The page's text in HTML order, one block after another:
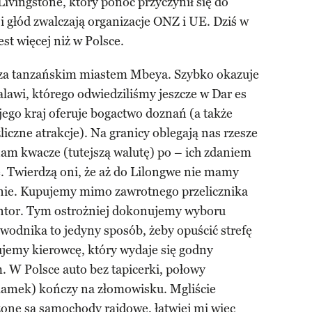
zwalczają organizacje ONZ i UE. Dziś w
więcej niż w Polsce.
tanzańskim miastem Mbeya. Szybko okazuje
którego odwiedziliśmy jeszcze w Dar es
kraj oferuje bogactwo doznań (a także
atrakcje). Na granicy oblegają nas rzesze
kwacze (tutejszą walutę) po – ich zdaniem
oni, że aż do Lilongwe nie mamy
Kupujemy mimo zawrotnego przelicznika
Tym ostrożniej dokonujemy wyboru
to jedyny sposób, żeby opuścić strefę
kierowcę, który wydaje się godny
W Polsce auto bez tapicerki, połowy
kończy na złomowisku. Mgliście
są samochody rajdowe, łatwiej mi więc